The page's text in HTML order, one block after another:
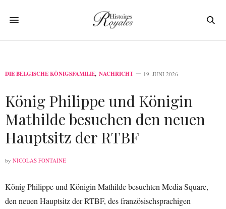
DIE BELGISCHE KÖNIGSFAMILIE, NACHRICHT 19. JUNI 2026
König Philippe und Königin
Mathilde besuchen den neuen
Hauptsitz der RTBF
by NICOLAS FONTAINE
König Philippe und Königin Mathilde besuchten Media Square,
den neuen Hauptsitz der RTBF, des französischsprachigen